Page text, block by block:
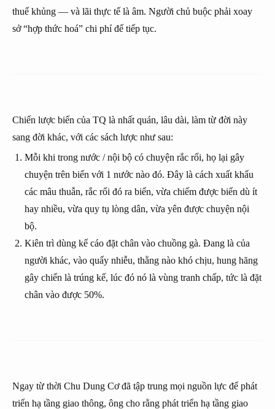
thuế khủng — và lãi thực tế là âm. Người chủ buộc phải xoay
sở “hợp thức hoá” chi phí để tiếp tục.
Chiến lược biển của TQ là nhất quán, lâu dài, làm từ đời này
sang đời khác, với các sách lược như sau:
Mỗi khi trong nước / nội bộ có chuyện rắc rối, họ lại gây
chuyện trên biển với 1 nước nào đó. Đây là cách xuất khẩu
các mâu thuẫn, rắc rối đó ra biển, vừa chiếm được biển dù ít
hay nhiều, vừa quy tụ lòng dân, vừa yên được chuyện nội
bộ.
Kiên trì dùng kế cáo đặt chân vào chuồng gà. Đang là của
người khác, vào quấy nhiễu, thằng nào khó chịu, hung hăng
gây chiến là trúng kế, lúc đó nó là vùng tranh chấp, tức là đặt
chân vào được 50%.
Ngay từ thời Chu Dung Cơ đã tập trung mọi nguồn lực để phát
triển hạ tầng giao thông, ông cho rằng phát triển hạ tầng giao